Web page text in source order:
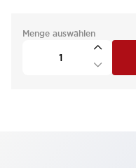
Menge auswählen